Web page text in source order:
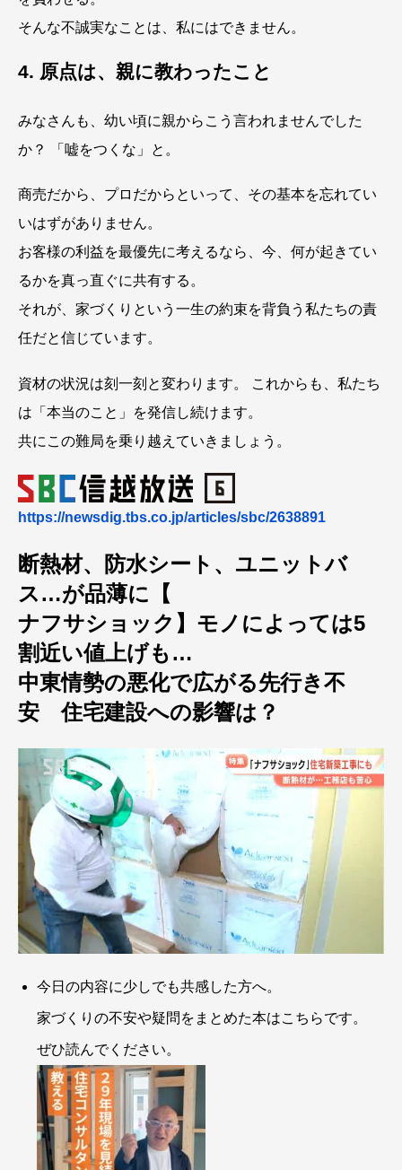
そんな不誠実なことは、私にはできません。
4. 原点は、親に教わったこと
みなさんも、幼い頃に親からこう言われませんでした
か？ 「嘘をつくな」と。
商売だから、プロだからといって、その基本を忘れてい
いはずがありません。
お客様の利益を最優先に考えるなら、今、何が起きてい
るかを真っ直ぐに共有する。
それが、家づくりという一生の約束を背負う私たちの責
任だと信じています。
資材の状況は刻一刻と変わります。 これからも、私たち
は「本当のこと」を発信し続けます。
共にこの難局を乗り越えていきましょう。
https://newsdig.tbs.co.jp/articles/sbc/2638891
断熱材、防水シート、ユニットバ
ス…が品薄に【
ナフサショック】モノによっては5
割近い値上げも…
中東情勢の悪化で広がる先行き不
安 住宅建設への影響は？
今日の内容に少しでも共感した方へ。
家づくりの不安や疑問をまとめた本はこちらです。
ぜひ読んでください。